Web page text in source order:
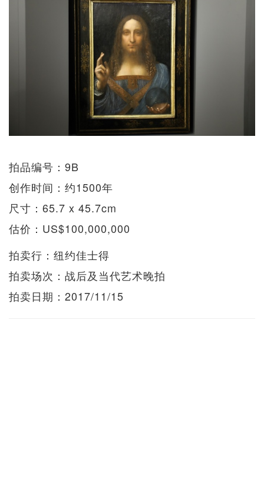
拍品编号：9B
创作时间：约1500年
尺寸：65.7 x 45.7cm
估价：US$100,000,000
拍卖行：纽约佳士得
拍卖场次：战后及当代艺术晚拍
拍卖日期：2017/11/15